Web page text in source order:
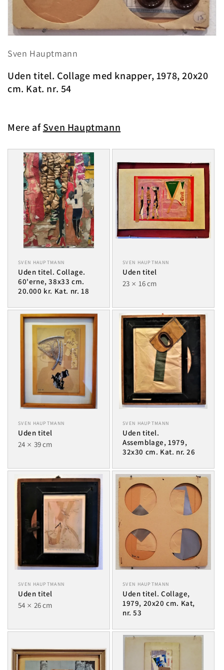
1
Sven Hauptmann
Uden titel. Collage med knapper, 1978, 20x20
cm. Kat. nr. 54
Mere afSven Hauptmann
SVEN HAUPTMANN
Uden titel. Collage.
60'erne, 38x33 cm.
20.000 kr. Kat. nr. 18
SVEN HAUPTMANN
Uden titel
23
16 cm
SVEN HAUPTMANN
Uden titel
24
39 cm
SVEN HAUPTMANN
Uden titel.
Assemblage, 1979,
32x30 cm. Kat. nr. 26
SVEN HAUPTMANN
Uden titel
54
26 cm
SVEN HAUPTMANN
Uden titel. Collage,
1979, 20x20 cm. Kat,
nr. 53